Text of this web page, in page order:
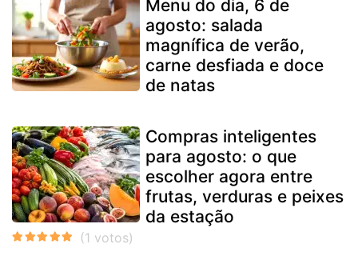
Menu do dia, 6 de
agosto: salada
magnífica de verão,
carne desfiada e doce
de natas
Compras inteligentes
para agosto: o que
escolher agora entre
frutas, verduras e peixes
da estação